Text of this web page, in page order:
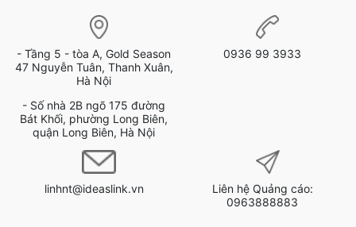
- Tầng 5 - tòa A, Gold Season
47 Nguyễn Tuân, Thanh Xuân,
Hà Nội
- Số nhà 2B ngõ 175 đường
Bát Khối, phường Long Biên,
quận Long Biên, Hà Nội
0936 99 3933
linhnt@ideaslink.vn
Liên hệ Quảng cáo:
0963888883